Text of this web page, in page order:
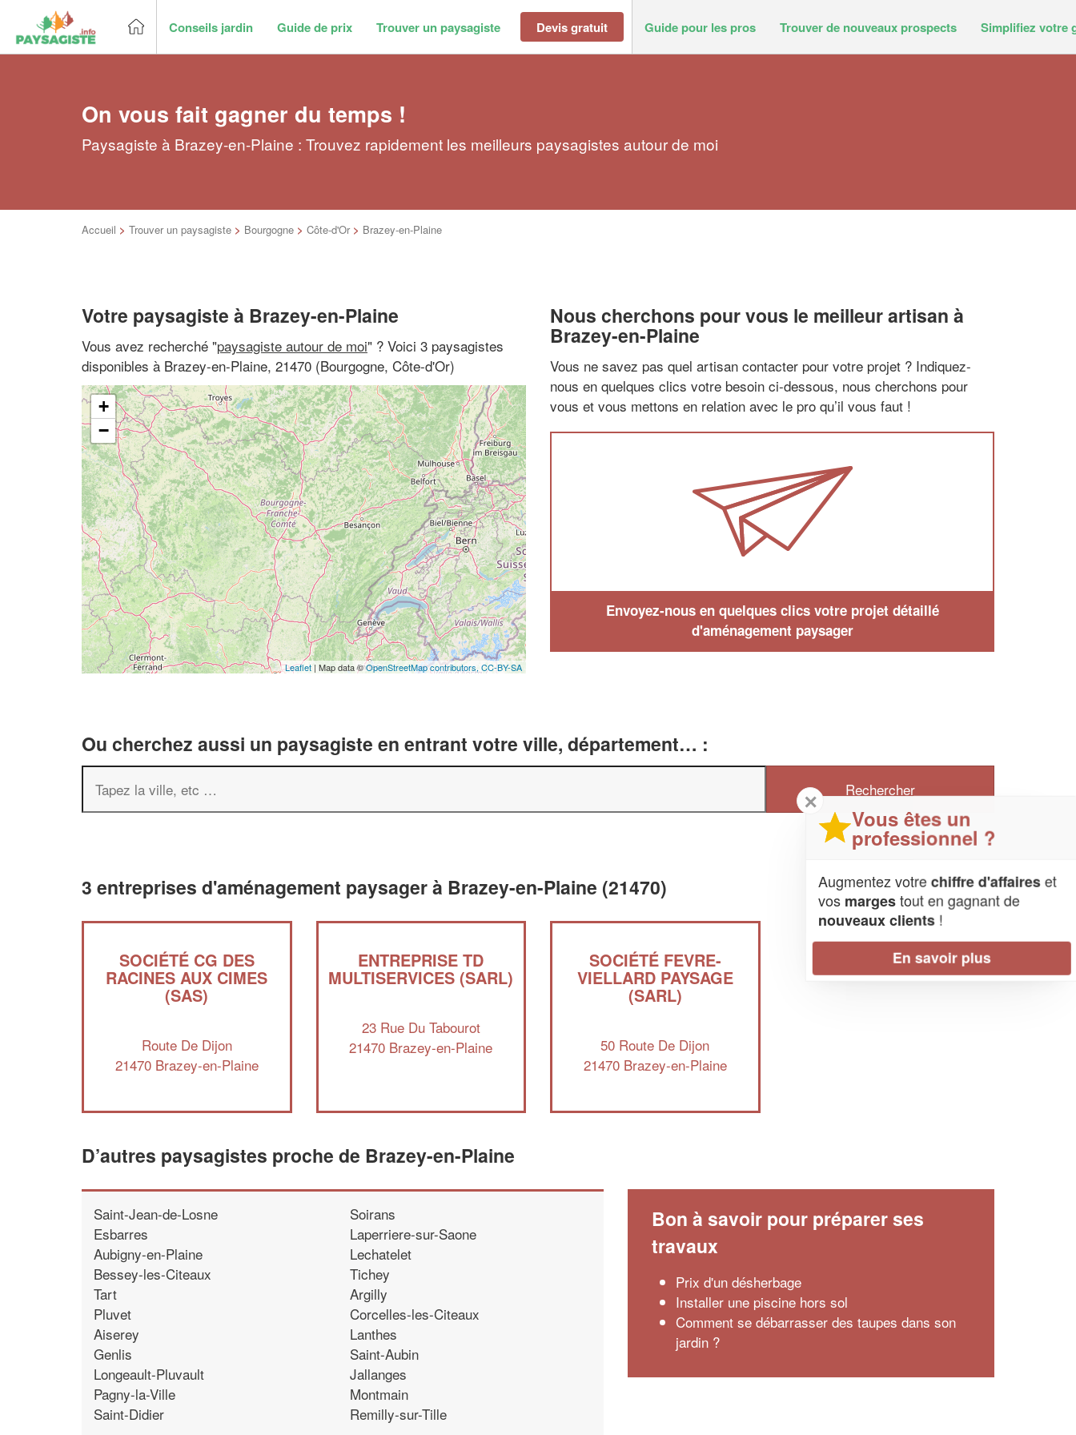
Conseils jardin Guide de prix Trouver un paysagiste Devis gratuit Guide pour les pros Trouver de nouveaux prospects Simplifiez votre
On vous fait gagner du temps !
Paysagiste à Brazey-en-Plaine : Trouvez rapidement les meilleurs paysagistes autour de moi
Accueil > Trouver un paysagiste > Bourgogne > Côte-d'Or > Brazey-en-Plaine
Votre paysagiste à Brazey-en-Plaine
Vous avez recherché "paysagiste autour de moi" ? Voici 3 paysagistes
disponibles à Brazey-en-Plaine, 21470 (Bourgogne, Côte-d'Or)
+
−
Leaflet | Map data ©OpenStreetMap contributors, CC-BY-SA
Nous cherchons pour vous le meilleur artisan à
Brazey-en-Plaine
Vous ne savez pas quel artisan contacter pour votre projet ? Indiquez-
nous en quelques clics votre besoin ci-dessous, nous cherchons pour
vous et vous mettons en relation avec le pro qu’il vous faut !
Envoyez-nous en quelques clics votre projet détaillé
d'aménagement paysager
Ou cherchez aussi un paysagiste en entrant votre ville, département… :
3 entreprises d'aménagement paysager à Brazey-en-Plaine (21470)
SOCIÉTÉ CG DES
RACINES AUX CIMES
(SAS)
Route De Dijon
21470 Brazey-en-Plaine
ENTREPRISE TD
MULTISERVICES (SARL)
23 Rue Du Tabourot
21470 Brazey-en-Plaine
SOCIÉTÉ FEVRE-
VIELLARD PAYSAGE
(SARL)
50 Route De Dijon
21470 Brazey-en-Plaine
D’autres paysagistes proche de Brazey-en-Plaine
Saint-Jean-de-Losne
Esbarres
Aubigny-en-Plaine
Bessey-les-Citeaux
Tart
Pluvet
Aiserey
Genlis
Longeault-Pluvault
Pagny-la-Ville
Saint-Didier
Soirans
Laperriere-sur-Saone
Lechatelet
Tichey
Argilly
Corcelles-les-Citeaux
Lanthes
Saint-Aubin
Jallanges
Montmain
Remilly-sur-Tille
Bon à savoir pour préparer ses
travaux
Prix d'un désherbage
Installer une piscine hors sol
Comment se débarrasser des taupes dans son
jardin ?
✕
Vous êtes un
professionnel ?
Augmentez votrechiffre d'affaireset
vos margestout en gagnant de
nouveaux clients!
En savoir plus